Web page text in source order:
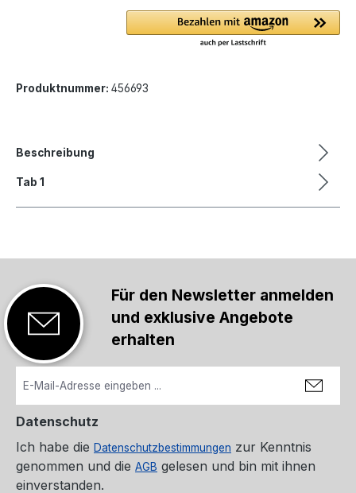
Produktnummer: 456693
Beschreibung
Tab 1
Für den Newsletter anmelden
und exklusive Angebote
erhalten
Datenschutz
Ich habe die Datenschutzbestimmungen zur Kenntnis
genommen und die AGB gelesen und bin mit ihnen
einverstanden.